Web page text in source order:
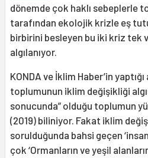
dönemde çok haklı sebeplerle
tarafından ekolojik krizle eş
birbirini besleyen bu iki kriz tek
algılanıyor.
KONDA ve İklim Haber’in
toplumunun iklim değişikliği
sonucunda” olduğu toplumun
(2019) biliniyor. Fakat iklim
sorulduğunda bahsi geçen
çok ‘Ormanların ve yeşil